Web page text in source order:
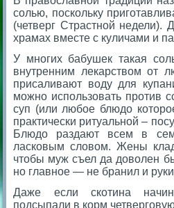
солью, поскольку
(четверг Страстной недели).
храмах вместе с куличами и
У многих бабушек такая
внутренним лекарством от
присаливают воду для
можно использовать против
суп (или любое блюдо
практически ритуальной –
Блюдо раздают всем в
ласковым словом. Жены
чтобы муж съел да доволен
но главное — не бранил и
Даже если скотина
подсыпали в корм